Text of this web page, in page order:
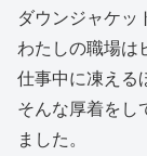
ダウンジャケッ
わたしの職場は
仕事中に凍える
そんな厚着をし
ました。